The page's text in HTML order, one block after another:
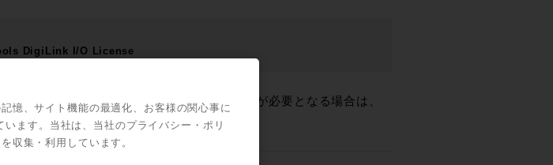
DigiLink I/O License
の方の中で、新規にDigiLink I/Oライセンスが必要となる場合は、
レードをご検討ください。
憶、サイト機能の最適化、お客様の関心事に
ます。当社は、当社のプライバシー・ポリ
収集・利用しています。